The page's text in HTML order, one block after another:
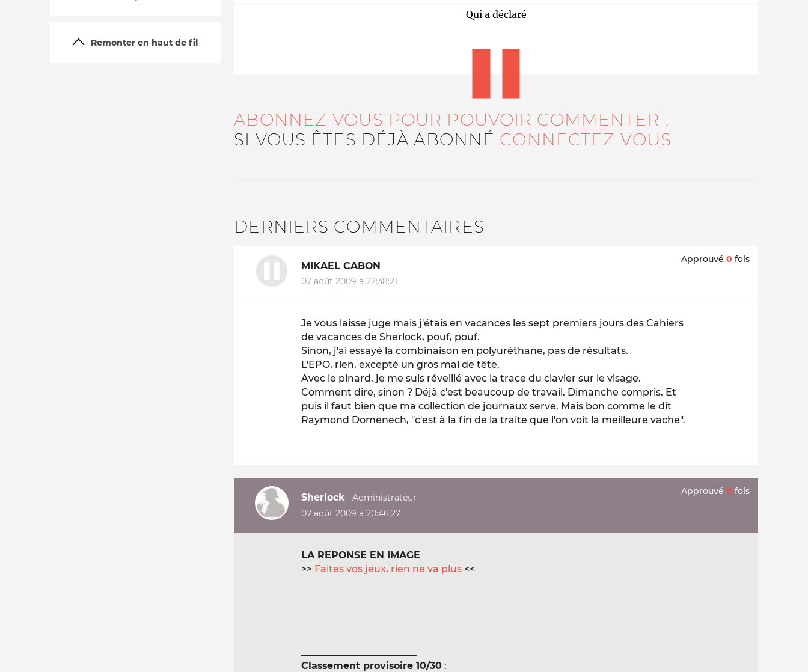
Le médiateur L'équipe Qui sommes-nous ?
Remonter en haut de fil
Qui a déclaré
ABONNEZ-VOUS POUR POUVOIR COMMENTER !
SI VOUS ÊTES DÉJÀ ABONNÉ CONNECTEZ-VOUS
DERNIERS COMMENTAIRES
MIKAEL CABON
07 août 2009 à 22:38:21
Approuvé 0 fois
Je vous laisse juge mais j'étais en vacances les sept premiers jours des Cahiers
de vacances de Sherlock, pouf, pouf.
Sinon, j'ai essayé la combinaison en polyuréthane, pas de résultats.
L'EPO, rien, excepté un gros mal de tête.
Avec le pinard, je me suis réveillé avec la trace du clavier sur le visage.
Comment dire, sinon ? Déjà c'est beaucoup de travail. Dimanche compris. Et
puis il faut bien que ma collection de journaux serve. Mais bon comme le dit
Raymond Domenech, "c'est à la fin de la traite que l'on voit la meilleure vache".
Sherlock
07 août 2009 à 20:46:27
Approuvé 0 fois
LA REPONSE EN IMAGE
>> Faites vos jeux, rien ne va plus <<
Classement provisoire 10/30 :